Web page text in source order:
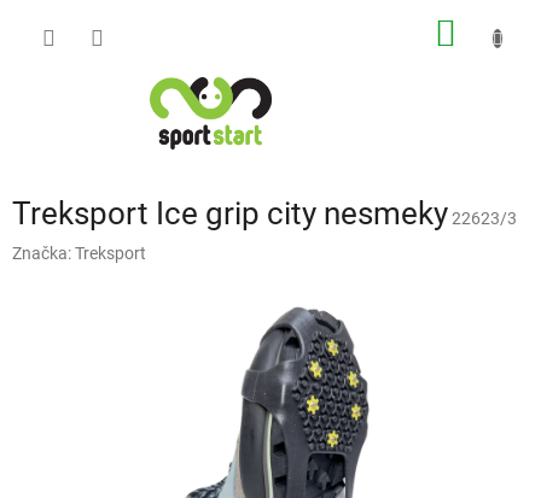
Treksport Ice grip city nesmeky22623/3
Značka:Treksport